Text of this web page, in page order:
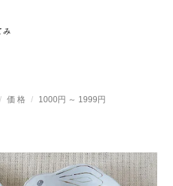
価 格 1000円 ～ 1999円